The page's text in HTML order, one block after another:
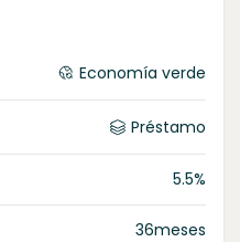
Economía verde
Préstamo
5.5%
36meses